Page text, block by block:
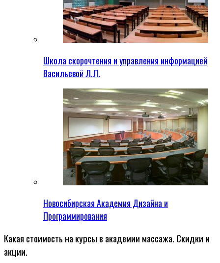
Школа скорочтения и управления информацией
Васильевой Л.Л.
Новосибирская Академия Дизайна и
Программирования
Какая стоимость на курсы в академии массажа. Скидки и
акции.